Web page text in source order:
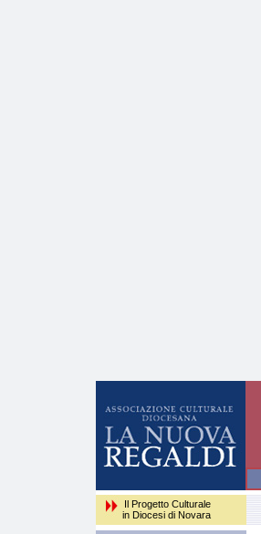
Il Progetto Culturale
in Diocesi di Novara